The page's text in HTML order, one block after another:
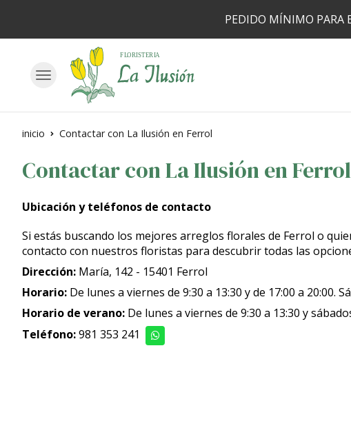
PEDIDO MÍNIMO PARA
inicio Contactar con La Ilusión en Ferrol
Contactar con La Ilusión en Ferrol
Ubicación y teléfonos de contacto
Si estás buscando los mejores arreglos florales de Ferrol o
contacto con nuestros floristas para descubrir todas las
Dirección: María, 142 - 15401 Ferrol
Horario: De lunes a viernes de 9:30 a 13:30 y de 17:00 a 20:00.
Horario de verano: De lunes a viernes de 9:30 a 13:30 y
Teléfono:981 353 241